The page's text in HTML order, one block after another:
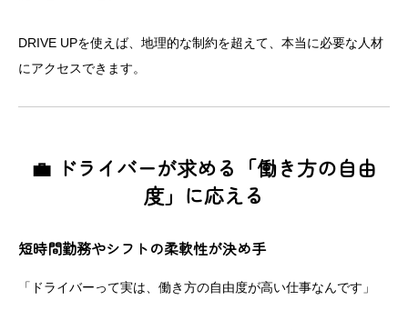
DRIVE UPを使えば、地理的な制約を超えて、本当に必要な人材
にアクセスできます。
💼 ドライバーが求める「働き方の自由
度」に応える
短時間勤務やシフトの柔軟性が決め手
「ドライバーって実は、働き方の自由度が高い仕事なんです」